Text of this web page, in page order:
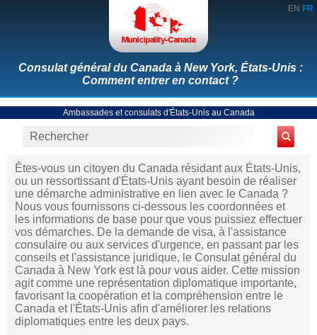
EN FR
Consulat général du Canada à New York, États-Unis :
Comment entrer en contact ?
Ambassades et consulats d'États-Unis au Canada
Êtes-vous un citoyen du Canada résidant aux États-Unis,
ou un ressortissant d'États-Unis ayant besoin de réaliser
une démarche administrative en lien avec le Canada ?
Nous vous fournissons ci-dessous les coordonnées et
les informations de base pour que vous puissiez effectuer
vos démarches. De la demande de visa, à l'assistance
consulaire ou aux services d'urgence, en passant par les
conseils et l'assistance juridique, le Consulat général du
Canada à New York est là pour vous aider. Cette mission
agit comme une représentation diplomatique importante,
favorisant la coopération et la compréhension entre le
Canada et l'États-Unis afin d'améliorer les relations
diplomatiques entre les deux pays.